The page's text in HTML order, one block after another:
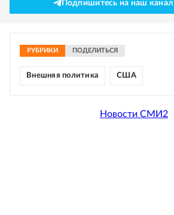
Подпишитесь на наш канал
РУБРИКИ ПОДЕЛИТЬСЯ
Внешняя политика США
Новости СМИ2